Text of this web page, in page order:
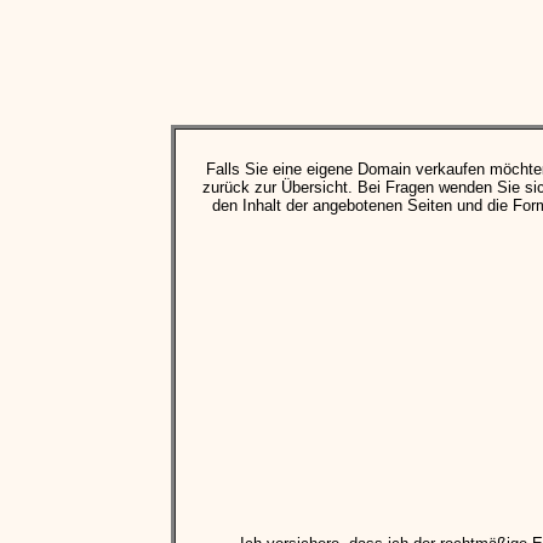
Falls Sie eine eigene Domain verkaufen
zurück zur Übersicht. Bei Fragen wenden Sie
den Inhalt der angebotenen Seiten und die